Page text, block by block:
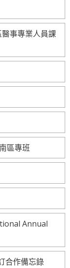
事專業人員課
區專班
Annual
合作備忘錄